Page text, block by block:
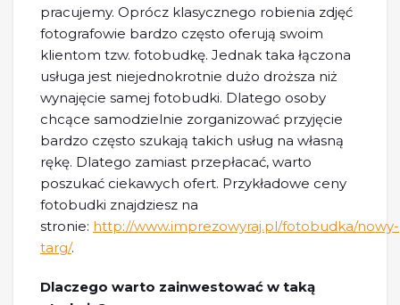
pracujemy. Oprócz klasycznego robienia zdjęć
fotografowie bardzo często oferują swoim
klientom tzw. fotobudkę. Jednak taka łączona
usługa jest niejednokrotnie dużo droższa niż
wynajęcie samej fotobudki. Dlatego osoby
chcące samodzielnie zorganizować przyjęcie
bardzo często szukają takich usług na własną
rękę. Dlatego zamiast przepłacać, warto
poszukać ciekawych ofert. Przykładowe ceny
fotobudki znajdziesz na
stronie: http://www.imprezowyraj.pl/fotobudka/nowy-
targ/.
Dlaczego warto zainwestować w taką